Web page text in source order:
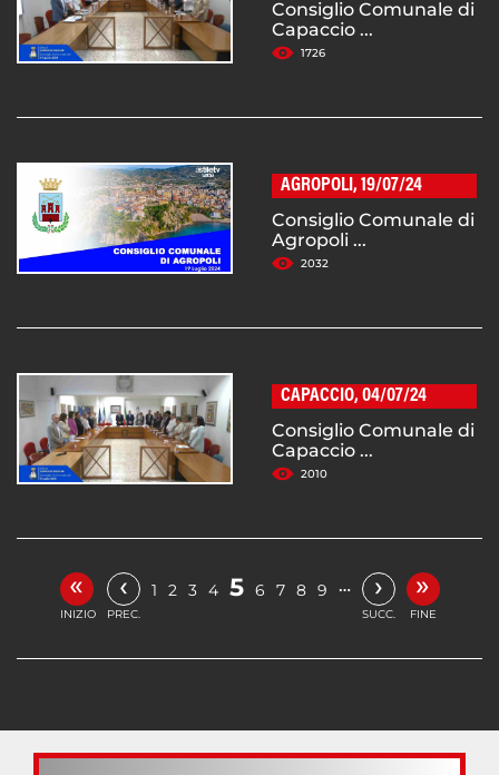
Consiglio Comunale di
Capaccio ...
1726
AGROPOLI, 19/07/24
Consiglio Comunale di
Agropoli ...
2032
CAPACCIO, 04/07/24
Consiglio Comunale di
Capaccio ...
2010
«
INIZIO
‹
PREC.
1 2 3 4 5 6 7 8 9 … ›
SUCC.
»
FINE